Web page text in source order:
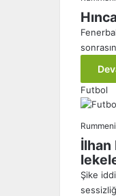
Futbol
İlhan
Şike